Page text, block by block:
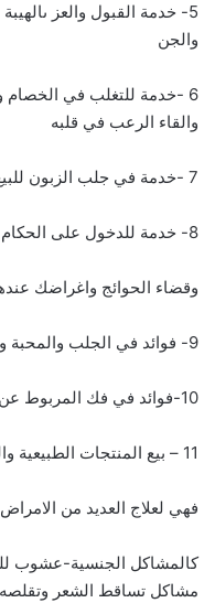
5- خدمة القبول والعز
والجن
6 -خدمة للتغلب في
والقاء الرعب في قلبه
7 -خدمة في جلب الزبون للبيع والشراء و جلب الرزق
8- خدمة للدخول على الحكام والقضاة وارباب الاقلام
وقضاء الحوائج واغراضك
9- فوائد في الجلب والمحبة وجلب الحبيب
10-فوائد في فك المربوط عن زوجتك
11 – بيع المنتجات الطبيعية والزيوت المستخلصة منها
فهي لعلاج العديد من
كالمشاكل الجنسية-عشوب
مشاكل تساقط الشعر